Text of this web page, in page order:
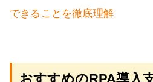
できることを徹底理解
おすすめのRPA導入